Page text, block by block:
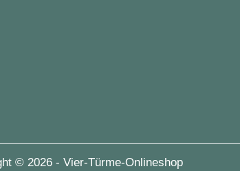
© 2026 - Vier-Türme-Onlineshop